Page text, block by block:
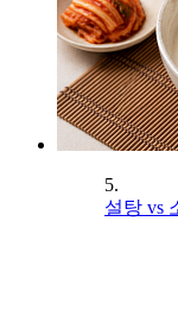
5.
설탕 vs